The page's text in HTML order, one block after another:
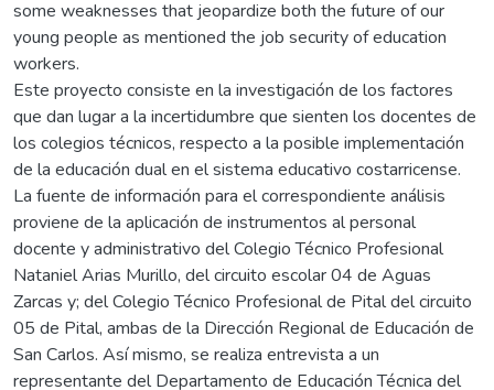
some weaknesses that jeopardize both the future of our
young people as mentioned the job security of education
workers.
Este proyecto consiste en la investigación de los factores
que dan lugar a la incertidumbre que sienten los docentes de
los colegios técnicos, respecto a la posible implementación
de la educación dual en el sistema educativo costarricense.
La fuente de información para el correspondiente análisis
proviene de la aplicación de instrumentos al personal
docente y administrativo del Colegio Técnico Profesional
Nataniel Arias Murillo, del circuito escolar 04 de Aguas
Zarcas y; del Colegio Técnico Profesional de Pital del circuito
05 de Pital, ambas de la Dirección Regional de Educación de
San Carlos. Así mismo, se realiza entrevista a un
representante del Departamento de Educación Técnica del